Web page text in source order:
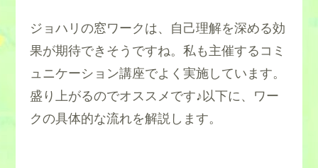
ジョハリの窓ワークは、自己理解を深める効
果が期待できそうですね。私も主催するコミ
ュニケーション講座でよく実施しています。
盛り上がるのでオススメです♪以下に、ワー
クの具体的な流れを解説します。